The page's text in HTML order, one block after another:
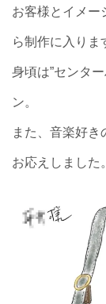
お客様とイメー
ら制作に入りま
身頃は”センタ
ン。
また、音楽好き
お応えしました。